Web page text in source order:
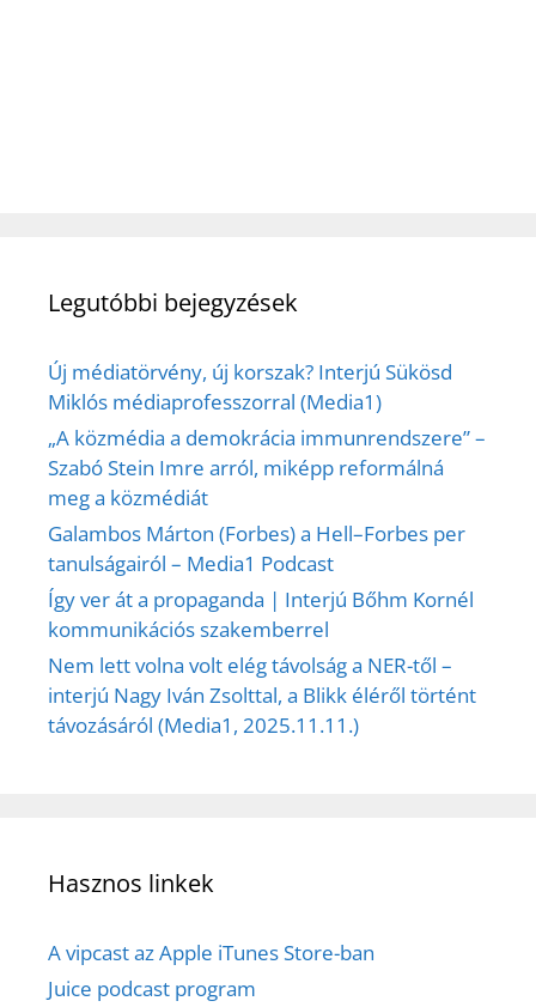
Legutóbbi bejegyzések
Új médiatörvény, új korszak? Interjú Sükösd
Miklós médiaprofesszorral (Media1)
„A közmédia a demokrácia immunrendszere” –
Szabó Stein Imre arról, miképp reformálná
meg a közmédiát
Galambos Márton (Forbes) a Hell–Forbes per
tanulságairól – Media1 Podcast
Így ver át a propaganda | Interjú Bőhm Kornél
kommunikációs szakemberrel
Nem lett volna volt elég távolság a NER-től –
interjú Nagy Iván Zsolttal, a Blikk éléről történt
távozásáról (Media1, 2025.11.11.)
Hasznos linkek
A vipcast az Apple iTunes Store-ban
Juice podcast program